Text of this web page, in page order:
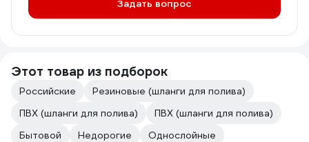
Задать вопрос
Этот товар из подборок
Российские
Резиновые (шланги для полива)
ПВХ (шланги для полива)
ПВХ (шланги для полива)
Бытовой
Недорогие
Однослойные